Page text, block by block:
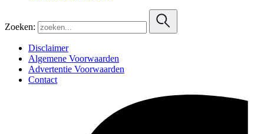
Zoeken:
Disclaimer
Algemene Voorwaarden
Advertentie Voorwaarden
Contact